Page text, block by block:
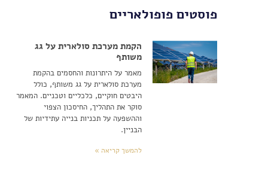
פוסטים פופולאריים
הקמת מערכת סולארית על גג
משותף
מאמר על היתרונות והחסמים בהקמת
מערכת סולארית על גג משותף, כולל
היבטים חוקיים, כלכליים וטכניים. המאמר
סוקר את התהליך, החיסכון הצפוי
וההשפעה על תכניות בנייה עתידיות של
הבניין.
להמשך קריאה »